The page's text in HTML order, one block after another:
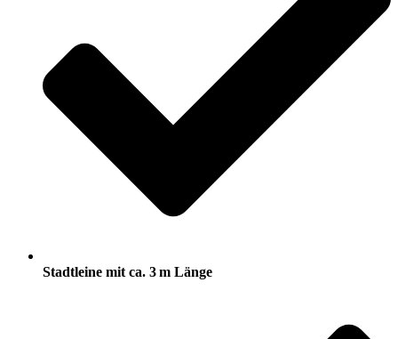
Stadtleine mit ca. 3 m Länge